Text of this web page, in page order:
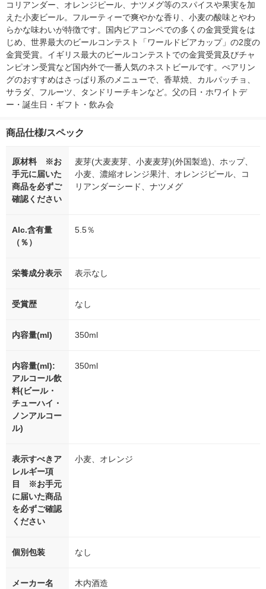
コリアンダー、オレンジピール、ナツメグ等のスパイスや果実を加
えた小麦ビール。フルーティーで爽やかな香り、小麦の酸味とやわ
らかな味わいが特徴です。国内ビアコンペでの多くの金賞受賞をは
じめ、世界最大のビールコンテスト「ワールドビアカップ」の2度の
金賞受賞。イギリス最大のビールコンテストでの金賞受賞及びチャ
ンピオン受賞など国内外で一番人気のネストビールです。ぺアリン
グのおすすめはさっぱり系のメニューで、香草焼、カルパッチョ、
サラダ、フルーツ、タンドリーチキンなど。父の日・ホワイトデ
ー・誕生日・ギフト・飲み会
商品仕様/スペック
原材料 ※お
手元に届いた
商品を必ずご
確認ください
麦芽(大麦麦芽、小麦麦芽)(外国製造)、ホップ、
小麦、濃縮オレンジ果汁、オレンジピール、コ
リアンダーシード、ナツメグ
Alc.含有量
（％）
5.5％
栄養成分表示 表示なし
受賞歴 なし
内容量(ml) 350ml
内容量(ml):
アルコール飲
料(ビール・
チューハイ・
ノンアルコー
ル)
350ml
表示すべきア
レルギー項
目 ※お手元
に届いた商品
を必ずご確認
ください
小麦、オレンジ
個別包装 なし
メーカー名 木内酒造